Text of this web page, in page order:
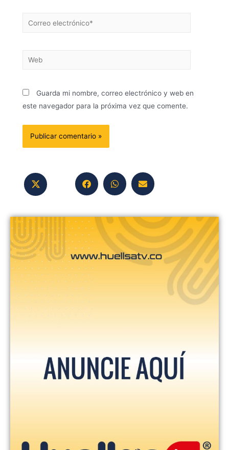
Guarda mi nombre, correo electrónico y web en
este navegador para la próxima vez que comente.